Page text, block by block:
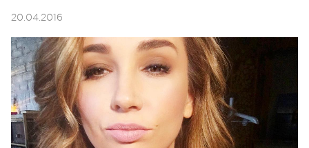
20.04.2016